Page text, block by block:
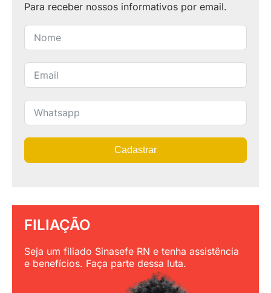
Para receber nossos informativos por email.
Cadastrar
FILIAÇÃO
Seja um filiado Sinasefe RN e tenha assistência
e benefícios. Faça parte dessa luta.